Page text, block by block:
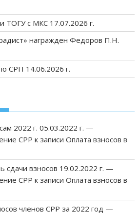
ТОГУ с МКС 17.07.2026 г.
награжден Федоров П.Н.
СРП 14.06.2026 г.
2022 г. 05.03.2022 г. —
СРР к записиОплата взносов в
сдачи взносов 19.02.2022 г. —
СРР к записиОплата взносов в
членов СРР за 2022 год —